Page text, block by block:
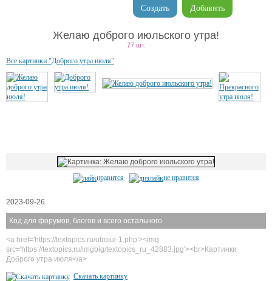
Добавить
Создать
Желаю доброго июльского утра!
77 шт.
Все картинки "Доброго утра июля"
нравится не нравится
2023-09-26
Код для форумов, блогов и всего остального
<a href='https://textopics.ru/utroiul-1.php'><img
src='https://textopics.ru/imgbig/textopics_ru_42883.jpg'><br>Картинки
Доброго утра июля</a>
Скачать картинку